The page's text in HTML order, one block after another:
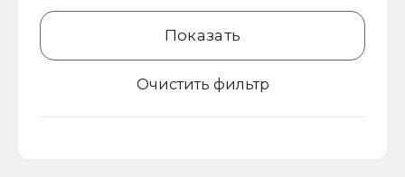
Показать
Очистить фильтр